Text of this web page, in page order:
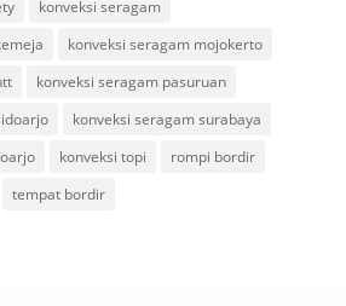
konveksi seragam
konveksi seragam mojokerto
konveksi seragam pasuruan
konveksi seragam surabaya
konveksi topi
rompi bordir
tempat bordir